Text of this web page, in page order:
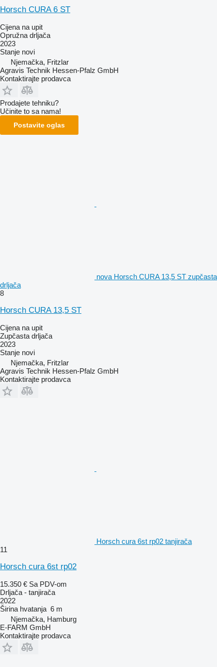
Horsch CURA 6 ST
Cijena na upit
Opružna drljača
2023
Stanje novi
Njemačka, Fritzlar
Agravis Technik Hessen-Pfalz GmbH
Kontaktirajte prodavca
Prodajete tehniku?
Učinite to sa nama!
Postavite oglas
nova Horsch CURA 13,5 ST zupčasta
drljača
8
Horsch CURA 13,5 ST
Cijena na upit
Zupčasta drljača
2023
Stanje novi
Njemačka, Fritzlar
Agravis Technik Hessen-Pfalz GmbH
Kontaktirajte prodavca
Horsch cura 6st rp02 tanjirača
11
Horsch cura 6st rp02
15.350 € Sa PDV-om
Drljača - tanjirača
2022
Širina hvatanja 6 m
Njemačka, Hamburg
E-FARM GmbH
Kontaktirajte prodavca